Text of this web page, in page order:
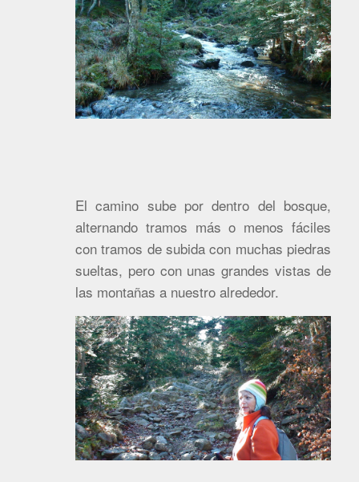
El camino sube por dentro del bosque,
alternando tramos más o menos fáciles
con tramos de subida con muchas piedras
sueltas, pero con unas grandes vistas de
las montañas a nuestro alrededor.